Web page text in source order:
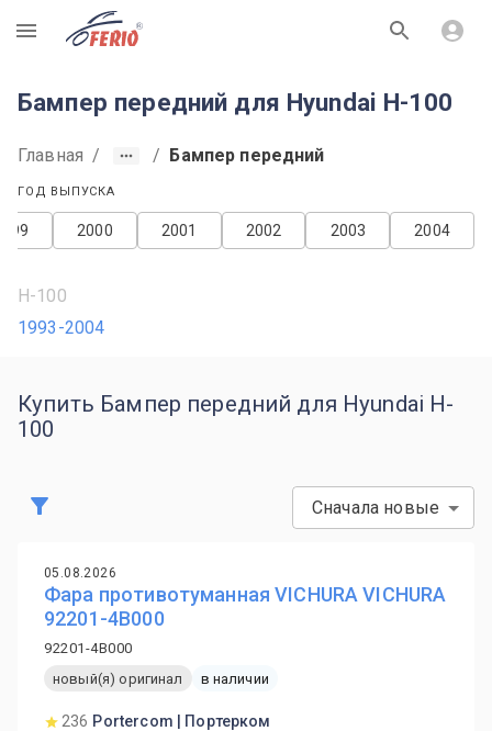
R
Бампер передний для Hyundai H-100
Главная / / Бампер передний
ГОД ВЫПУСКА
2004
2003
2002
2001
2000
H-100
1993-2004
Купить Бампер передний для Hyundai H-
100
Сначала новые
05.08.2026
Фара противотуманная VICHURA VICHURA
92201-4B000
92201-4B000
новый(я) оригинал
в наличии
236 Portercom | Портерком